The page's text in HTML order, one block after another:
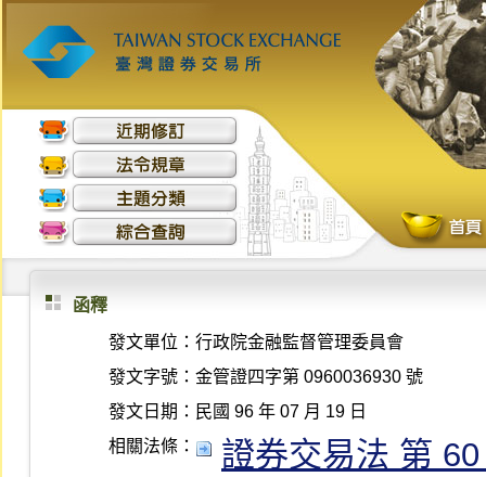
函釋
發文單位： 行政院金融監督管理委員會
發文字號： 金管證四字第 0960036930 號
發文日期： 民國 96 年 07 月 19 日
相關法條：
證券交易法 第